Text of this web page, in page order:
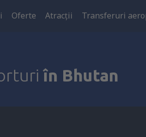
Oferte Atracţii Transferuri
în Bhutan